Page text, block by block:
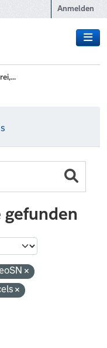
Anmelden
gefunden